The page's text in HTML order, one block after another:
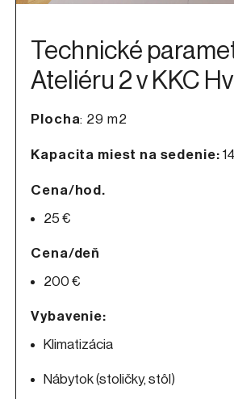
Technické
Ateliéru 2 v KKC
Plocha: 29 m2
Kapacita miest na sedenie:
Cena/hod.
25 €
Cena/deň
200 €
Vybavenie:
Klimatizácia
Nábytok (stoličky, stôl)